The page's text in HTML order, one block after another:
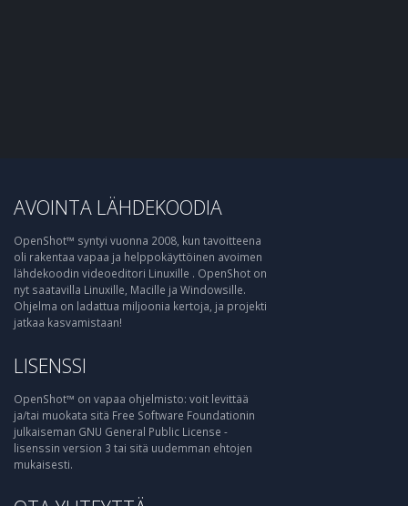
AVOINTA LÄHDEKOODIA
OpenShot™ syntyi vuonna 2008, kun tavoitteena
oli rakentaa vapaa ja helppokäyttöinen avoimen
lähdekoodin videoeditori Linuxille . OpenShot on
nyt saatavilla Linuxille, Macille ja Windowsille.
Ohjelma on ladattua miljoonia kertoja, ja projekti
jatkaa kasvamistaan!
LISENSSI
OpenShot™ on vapaa ohjelmisto: voit levittää
ja/tai muokata sitä Free Software Foundationin
julkaiseman GNU General Public License -
lisenssin version 3 tai sitä uudemman ehtojen
mukaisesti.